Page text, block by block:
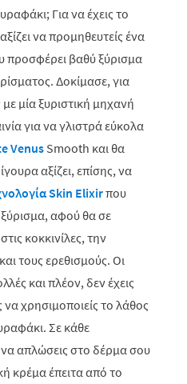
Για να έχεις το
να προμηθευτείς ένα
προσφέρει βαθύ ξύρισμα
Δοκίμασε, για
μία ξυριστική μηχανή
για να γλιστρά εύκολα
Venus Smooth και θα
αξίζει, επίσης, να
Skin Elixirπου
αφού θα σε
κοκκινίλες, την
τους ερεθισμούς. Οι
και πλέον, δεν έχεις
να χρησιμοποιείς το λάθος
Σε κάθε
απλώσεις στο δέρμα σου
κρέμα έπειτα από το